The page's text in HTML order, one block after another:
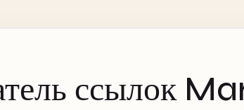
ссылок